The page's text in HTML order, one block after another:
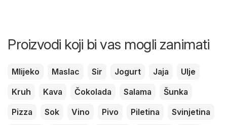
Proizvodi koji bi vas mogli zanimati
Mlijeko Maslac Sir Jogurt Jaja
Ulje
Kruh
Kava Čokolada Salama
Šunka
Pizza
Sok Vino Pivo Piletina
Svinjetina